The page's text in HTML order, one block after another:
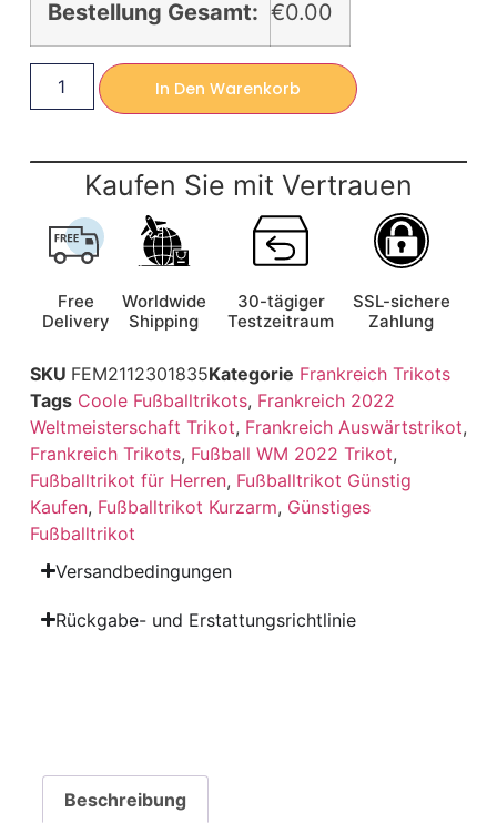
Bestellung Gesamt: €0.00
In Den Warenkorb
Kaufen Sie mit Vertrauen
Free
Delivery
Worldwide
Shipping
30-tägiger
Testzeitraum
SSL-sichere
Zahlung
SKU FEM2112301835Kategorie Frankreich Trikots
Tags Coole Fußballtrikots, Frankreich 2022
Weltmeisterschaft Trikot, Frankreich Auswärtstrikot,
Frankreich Trikots, Fußball WM 2022 Trikot,
Fußballtrikot für Herren, Fußballtrikot Günstig
Kaufen, Fußballtrikot Kurzarm, Günstiges
Fußballtrikot
Versandbedingungen
Rückgabe- und Erstattungsrichtlinie
Beschreibung